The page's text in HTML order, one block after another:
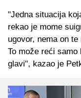
"Jedna situacija
rekao je mome
ugovor, nema on
To može reći
glavi", kazao je